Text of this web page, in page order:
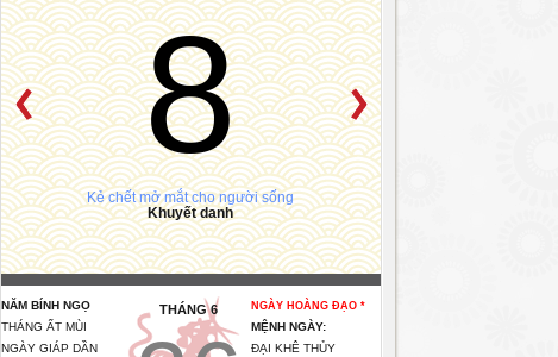
8
Kẻ chết mở mắt cho người sống
Khuyết danh
NĂM BÍNH NGỌ
THÁNG ẤT MÙI
NGÀY GIÁP DẦN
THÁNG 6 NGÀY HOÀNG ĐẠO *
MỆNH NGÀY:
ĐẠI KHÊ THỦY